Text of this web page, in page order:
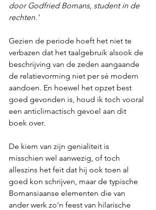
door Godfried Bomans, student in de
rechten.'
Gezien de periode hoeft het niet te
verbazen dat het taalgebruik alsook de
beschrijving van de zeden aangaande
de relatievorming niet per sé modern
aandoen. En hoewel het opzet best
goed gevonden is, houd ik toch vooral
een anticlimactisch gevoel aan dit
boek over.
De kiem van zijn genialiteit is
misschien wel aanwezig, of toch
alleszins het feit dat hij ook toen al
goed kon schrijven, maar de typische
Bomansiaanse elementen die van
ander werk zo'n feest van hilarische